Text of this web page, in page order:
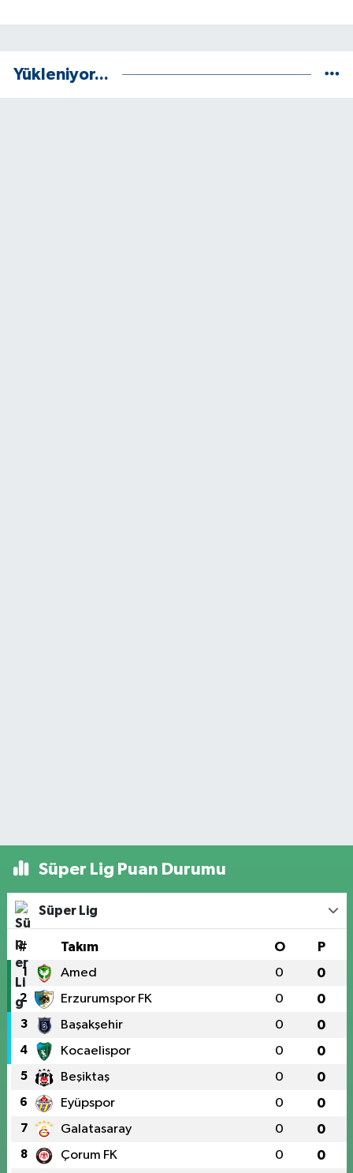
Yükleniyor...
Süper Lig Puan Durumu
Süper Lig
# Takım O P
1 Amed 0 0
2 Erzurumspor FK 0 0
3 Başakşehir 0 0
4 Kocaelispor 0 0
5 Beşiktaş 0 0
6 Eyüpspor 0 0
7 Galatasaray 0 0
8 Çorum FK 0 0